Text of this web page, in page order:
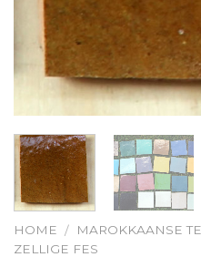
HOME / MAROKKAANSE
ZELLIGE FES